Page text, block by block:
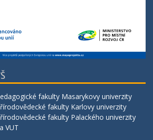
fakulty Masarykovy univerzity
fakulty Karlovy univerzity
fakulty Palackého univerzity
VUT